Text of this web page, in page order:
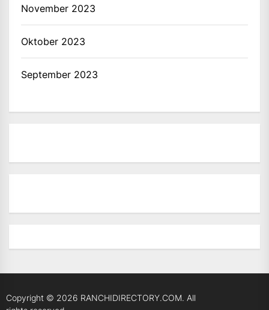
November 2023
Oktober 2023
September 2023
Copyright © 2026 RANCHIDIRECTORY.COM. All